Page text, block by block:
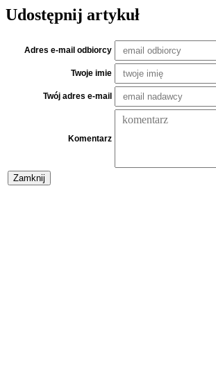
Udostępnij artykuł
Adres e-mail odbiorcy
Twoje imie
Twój adres e-mail
Komentarz